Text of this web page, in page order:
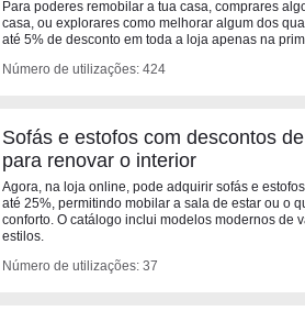
Para poderes remobilar a tua casa, comprares
casa, ou explorares como melhorar algum dos
até 5% de desconto em toda a loja apenas na
Número de utilizações: 424
Sofás e estofos com descontos
para renovar o interior
Agora, na loja online, pode adquirir sofás e
até 25%, permitindo mobilar a sala de estar ou o
conforto. O catálogo inclui modelos modernos de
estilos.
Número de utilizações: 37